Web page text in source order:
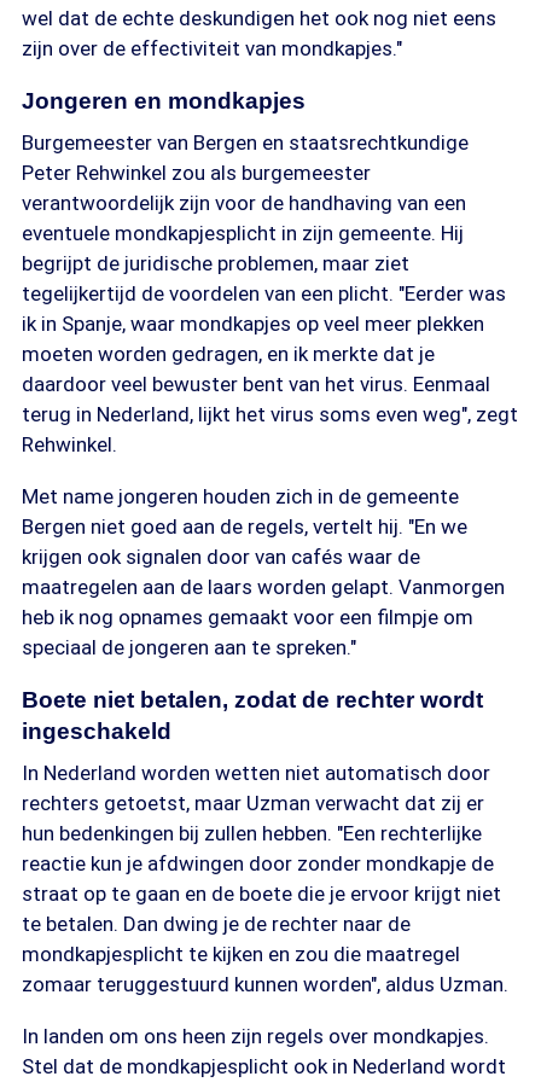
wel dat de echte deskundigen het ook nog niet eens
zijn over de effectiviteit van mondkapjes."
Jongeren en mondkapjes
Burgemeester van Bergen en staatsrechtkundige
Peter Rehwinkel zou als burgemeester
verantwoordelijk zijn voor de handhaving van een
eventuele mondkapjesplicht in zijn gemeente. Hij
begrijpt de juridische problemen, maar ziet
tegelijkertijd de voordelen van een plicht. "Eerder was
ik in Spanje, waar mondkapjes op veel meer plekken
moeten worden gedragen, en ik merkte dat je
daardoor veel bewuster bent van het virus. Eenmaal
terug in Nederland, lijkt het virus soms even weg", zegt
Rehwinkel.
Met name jongeren houden zich in de gemeente
Bergen niet goed aan de regels, vertelt hij. "En we
krijgen ook signalen door van cafés waar de
maatregelen aan de laars worden gelapt. Vanmorgen
heb ik nog opnames gemaakt voor een filmpje om
speciaal de jongeren aan te spreken."
Boete niet betalen, zodat de rechter wordt
ingeschakeld
In Nederland worden wetten niet automatisch door
rechters getoetst, maar Uzman verwacht dat zij er
hun bedenkingen bij zullen hebben. "Een rechterlijke
reactie kun je afdwingen door zonder mondkapje de
straat op te gaan en de boete die je ervoor krijgt niet
te betalen. Dan dwing je de rechter naar de
mondkapjesplicht te kijken en zou die maatregel
zomaar teruggestuurd kunnen worden", aldus Uzman.
In landen om ons heen zijn regels over mondkapjes.
Stel dat de mondkapjesplicht ook in Nederland wordt